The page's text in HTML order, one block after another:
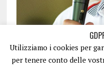
Utilizziamo i cookies per
per tenere conto delle